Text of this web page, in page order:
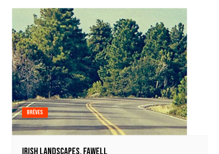
Brèves
Irish Landscapes, Fawell